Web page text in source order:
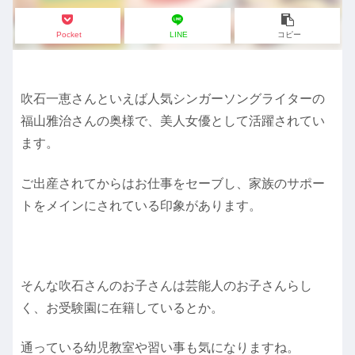
Pocket LINE コピー
吹石一恵さんといえば人気シンガーソングライターの
福山雅治さんの奥様で、美人女優として活躍されてい
ます。
ご出産されてからはお仕事をセーブし、家族のサポー
トをメインにされている印象があります。
そんな吹石さんのお子さんは芸能人のお子さんらし
く、お受験園に在籍しているとか。
通っている幼児教室や習い事も気になりますね。